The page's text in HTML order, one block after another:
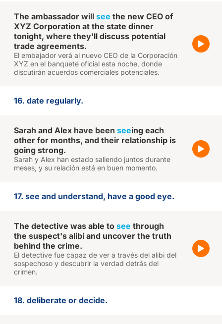
The ambassador will see the new CEO of
XYZ Corporation at the state dinner
tonight, where they'll discuss potential
trade agreements.
El embajador verá al nuevo CEO de la Corporación
XYZ en el banqueté oficial esta noche, donde
discutirán acuerdos comerciales potenciales.
16. date regularly.
Sarah and Alex have been seeing each
other for months, and their relationship is
going strong.
Sarah y Alex han estado saliendo juntos durante
meses, y su relación está en buen momento.
17. see and understand, have a good eye.
The detective was able to see through
the suspect's alibi and uncover the truth
behind the crime.
El detective fue capaz de ver a través del alibi del
sospechoso y descubrir la verdad detrás del
crimen.
18. deliberate or decide.